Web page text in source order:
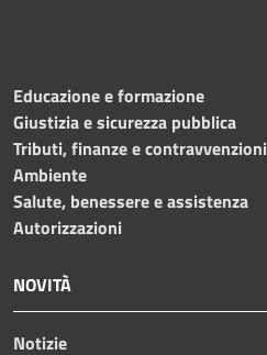
Educazione e formazione
Giustizia e sicurezza pubblica
Tributi, finanze e contravvenzioni
Ambiente
Salute, benessere e assistenza
Autorizzazioni
NOVITÀ
Notizie